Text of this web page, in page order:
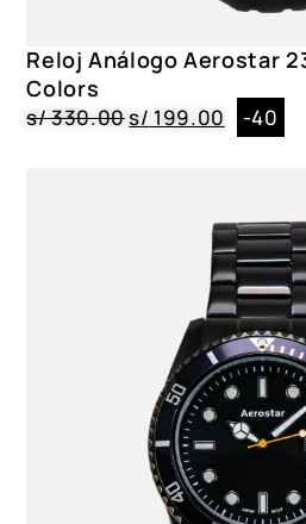
Reloj Análogo Aerostar
Colors
s/330.00s/ 199.00 -40